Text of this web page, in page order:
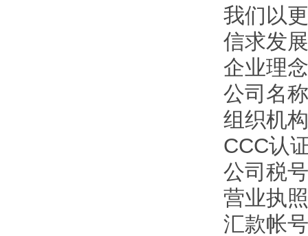
我们以
信求发
企业理
公司名
组织机
CCC认
公司税
营业执
汇款帐